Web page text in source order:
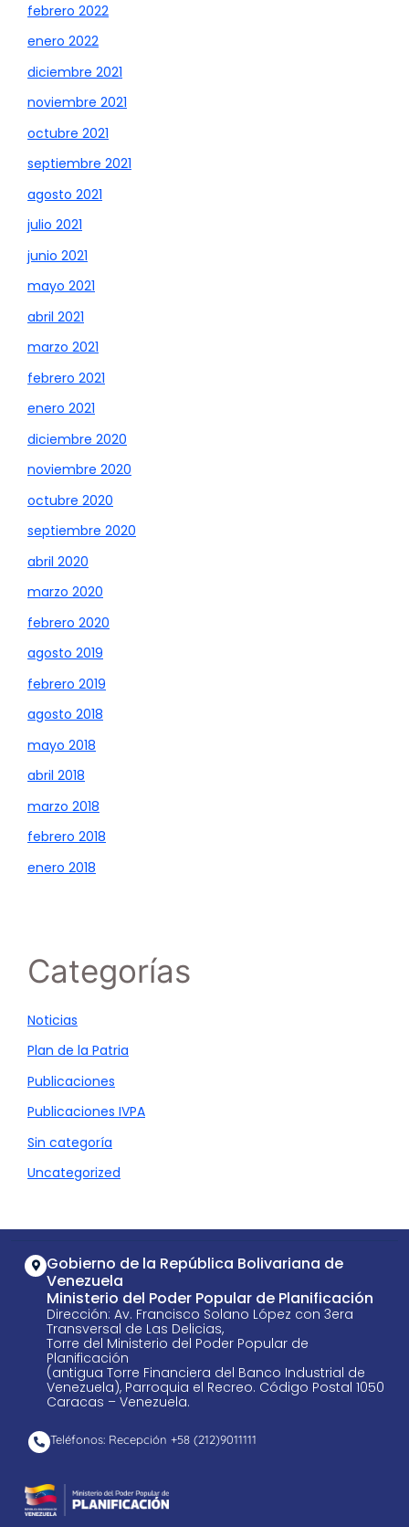
febrero 2022
enero 2022
diciembre 2021
noviembre 2021
octubre 2021
septiembre 2021
agosto 2021
julio 2021
junio 2021
mayo 2021
abril 2021
marzo 2021
febrero 2021
enero 2021
diciembre 2020
noviembre 2020
octubre 2020
septiembre 2020
abril 2020
marzo 2020
febrero 2020
agosto 2019
febrero 2019
agosto 2018
mayo 2018
abril 2018
marzo 2018
febrero 2018
enero 2018
Categorías
Noticias
Plan de la Patria
Publicaciones
Publicaciones IVPA
Sin categoría
Uncategorized
Gobierno de la República Bolivariana de
Venezuela
Ministerio del Poder Popular de Planificación
Dirección: Av. Francisco Solano López con 3era
Transversal de Las Delicias,
Torre del Ministerio del Poder Popular de
Planificación
(antigua Torre Financiera del Banco Industrial de
Venezuela), Parroquia el Recreo. Código Postal 1050
Caracas – Venezuela.
Teléfonos: Recepción +58 ​(212)9011111